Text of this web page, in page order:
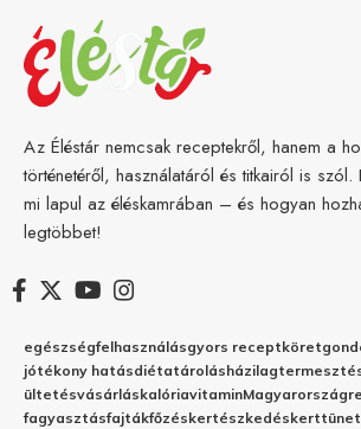
Az Éléstár nemcsak receptekről, hanem a
történetéről, használatáról és titkairól is
mi lapul az éléskamrában – és hogyan
legtöbbet!
egészségfelhasználásgyors receptköret
jótékony hatásdiétatárolásházilag
ültetésvásárláskalóriavitaminMagyarország
fagyasztásfajtákfőzéskertészkedéskert